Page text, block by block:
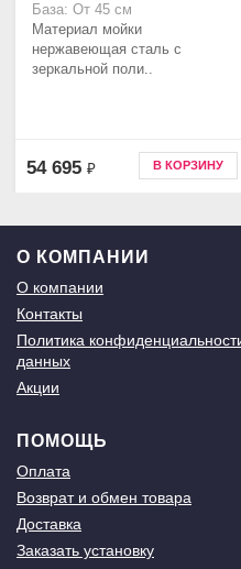
База: От 45 см
Материал мойки
нержавеющая сталь с
зеркальной поли..
54 695 ₽ В КОРЗИНУ
О КОМПАНИИ
О компании
Контакты
Политика
данных
Акции
ПОМОЩЬ
Оплата
Возврат и обмен товара
Доставка
Заказать установку